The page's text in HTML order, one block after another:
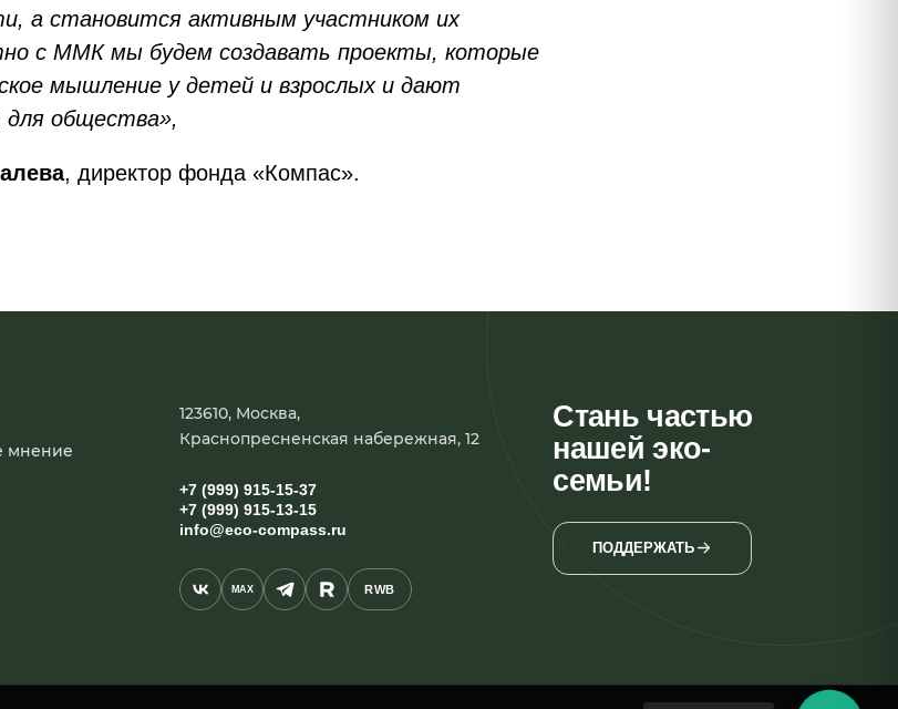
а становится активным участником их
с ММК мы будем создавать проекты, которые
мышление у детей и взрослых и дают
общества»,
, директор фонда «Компас».
мнение
123610, Москва,
Краснопресненская набережная, 12
+7 (999) 915-15-37
+7 (999) 915-13-15
info@eco-compass.ru
MAX RWB
Стань частью
нашей эко-
семьи!
ПОДДЕРЖАТЬ